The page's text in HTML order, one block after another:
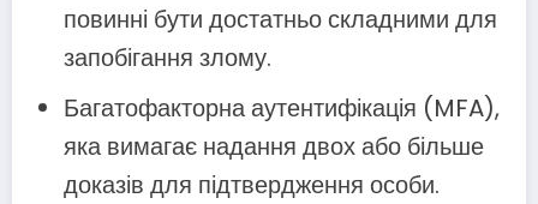
повинні бути достатньо складними для
запобігання злому.
Багатофакторна аутентифікація (MFA),
яка вимагає надання двох або більше
доказів для підтвердження особи.